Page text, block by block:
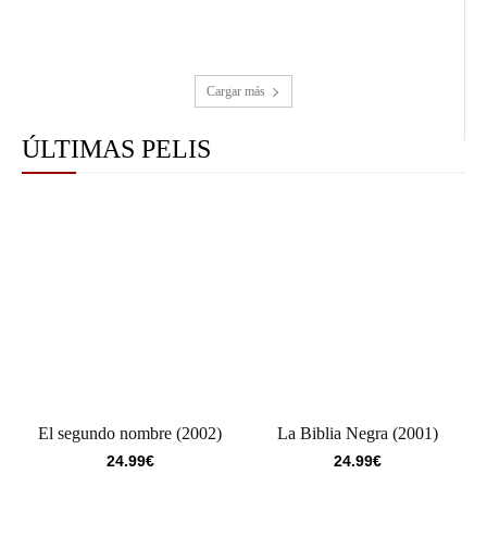
Cargar más
ÚLTIMAS PELIS
El segundo nombre (2002)
24.99€
La Biblia Negra (2001)
24.99€